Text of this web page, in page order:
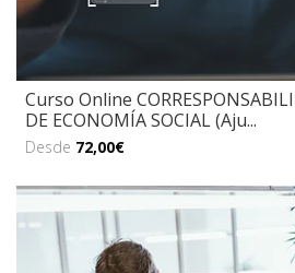
Curso Online
DE ECONOMÍA SOCIAL (Aju...
Desde 72,00€